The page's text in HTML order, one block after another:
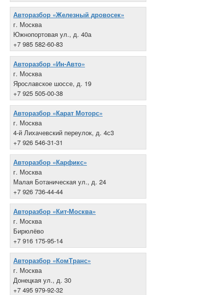
Авторазбор «Железный дровосек»
г. Москва
Южнопортовая ул., д. 40а
+7 985 582-60-83
Авторазбор «Ин-Авто»
г. Москва
Ярославское шоссе, д. 19
+7 925 505-00-38
Авторазбор «Карат Моторс»
г. Москва
4-й Лихачевский переулок, д. 4с3
+7 926 546-31-31
Авторазбор «Карфикс»
г. Москва
Малая Ботаническая ул., д. 24
+7 926 736-44-44
Авторазбор «Кит-Москва»
г. Москва
Бирюлёво
+7 916 175-95-14
Авторазбор «КомТранс»
г. Москва
Донецкая ул., д. 30
+7 495 979-92-32